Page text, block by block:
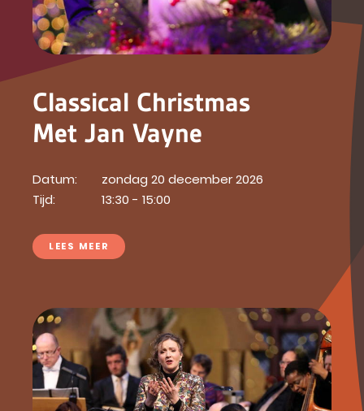
Classical Christmas
Met Jan Vayne
Datum:
Tijd:
zondag 20 december 2026
13:30 - 15:00
LEES MEER